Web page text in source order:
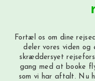
Fortæl os om dine
deler vores viden
skræddersyet
gang med at booke
som vi har aftalt. Nu